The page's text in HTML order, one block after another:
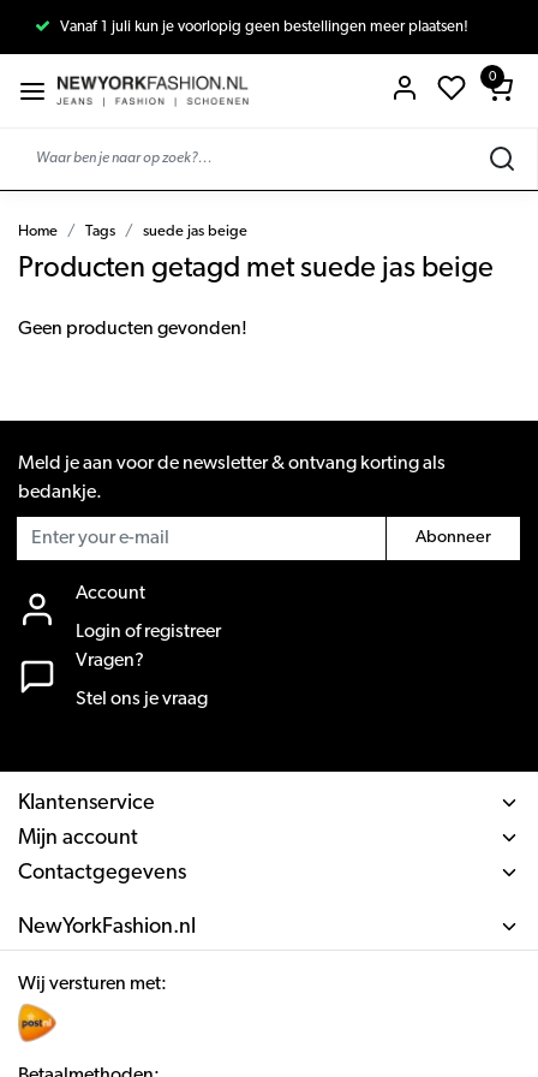
Vanaf 1 juli kun je voorlopig geen bestellingen meer plaatsen!
0
Home Tags suede jas beige
Producten getagd met suede jas beige
Geen producten gevonden!
Meld je aan voor de newsletter & ontvang korting als
bedankje.
Abonneer
Account
Login of registreer
Vragen?
Stel ons je vraag
Klantenservice
Mijn account
Contactgegevens
NewYorkFashion.nl
Wij versturen met: